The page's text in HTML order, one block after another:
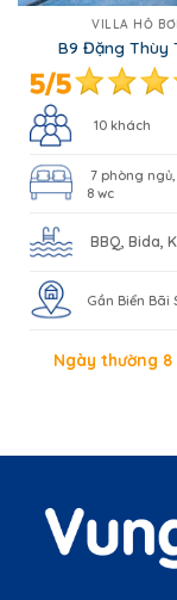
VILLA HỒ BƠI
B9 Đặng Thùy
10 khách
7 phòng
8 wc
BBQ, Bida,
Gần Biển Bãi
Ngày thường 8